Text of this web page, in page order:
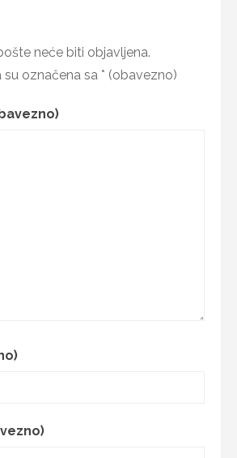
neće biti objavljena.
označena sa * (obavezno)